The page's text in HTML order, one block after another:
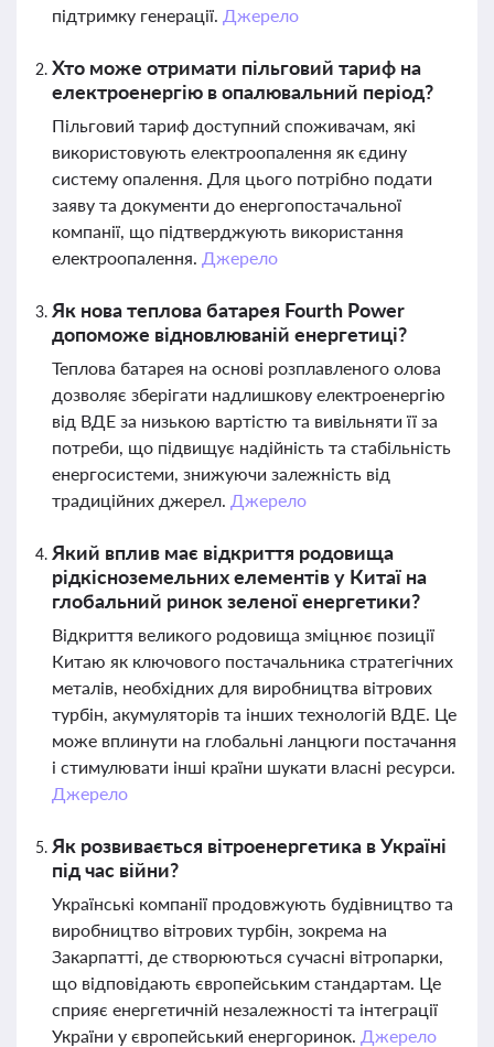
підтримку генерації. Джерело
Хто може отримати пільговий тариф на
електроенергію в опалювальний період?
Пільговий тариф доступний споживачам, які
використовують електроопалення як єдину
систему опалення. Для цього потрібно подати
заяву та документи до енергопостачальної
компанії, що підтверджують використання
електроопалення. Джерело
Як нова теплова батарея Fourth Power
допоможе відновлюваній енергетиці?
Теплова батарея на основі розплавленого олова
дозволяє зберігати надлишкову електроенергію
від ВДЕ за низькою вартістю та вивільняти її за
потреби, що підвищує надійність та стабільність
енергосистеми, знижуючи залежність від
традиційних джерел. Джерело
Який вплив має відкриття родовища
рідкісноземельних елементів у Китаї на
глобальний ринок зеленої енергетики?
Відкриття великого родовища зміцнює позиції
Китаю як ключового постачальника стратегічних
металів, необхідних для виробництва вітрових
турбін, акумуляторів та інших технологій ВДЕ. Це
може вплинути на глобальні ланцюги постачання
і стимулювати інші країни шукати власні ресурси.
Джерело
Як розвивається вітроенергетика в Україні
під час війни?
Українські компанії продовжують будівництво та
виробництво вітрових турбін, зокрема на
Закарпатті, де створюються сучасні вітропарки,
що відповідають європейським стандартам. Це
сприяє енергетичній незалежності та інтеграції
України у європейський енергоринок. Джерело